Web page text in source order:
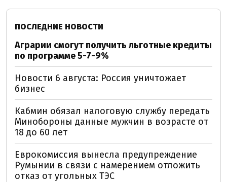
ПОСЛЕДНИЕ НОВОСТИ
Аграрии смогут получить льготные кредиты
по программе 5-7-9%
Новости 6 августа: Россия уничтожает
бизнес
Кабмин обязал налоговую службу передать
Минобороны данные мужчин в возрасте от
18 до 60 лет
Еврокомиссия вынесла предупреждение
Румынии в связи с намерением отложить
отказ от угольных ТЭС